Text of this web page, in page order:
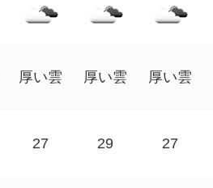
厚い雲 厚い雲 厚い雲
27 29 27